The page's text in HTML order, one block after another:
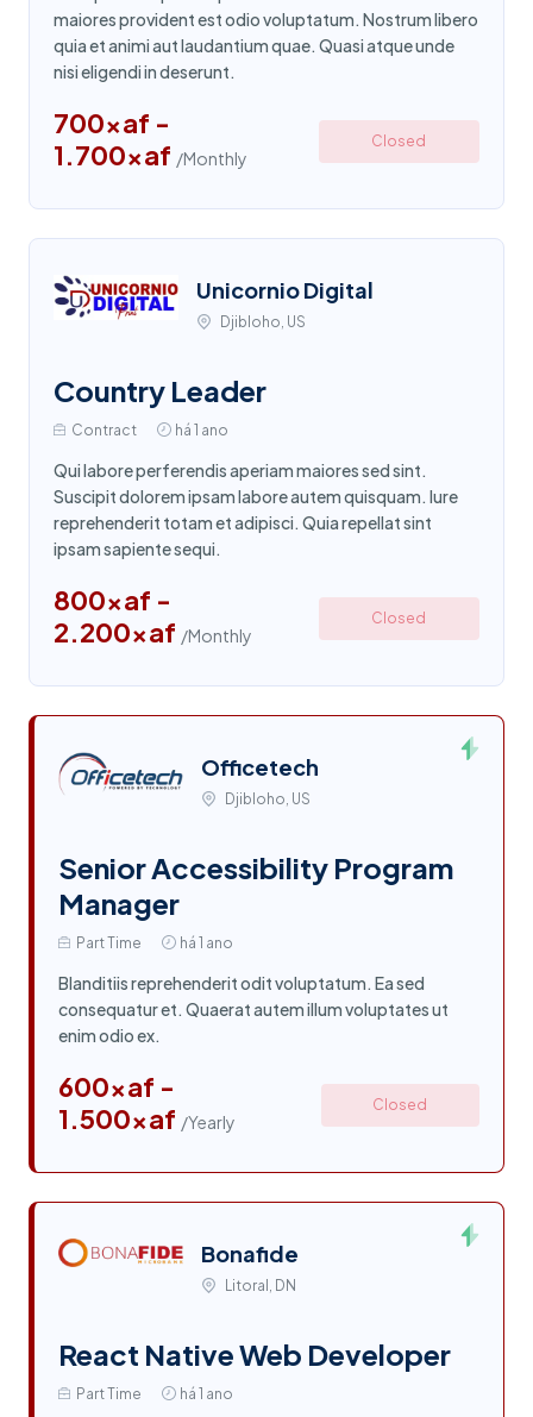
maiores provident est odio voluptatum. Nostrum libero
quia et animi aut laudantium quae. Quasi atque unde
nisi eligendi in deserunt.
700xaf -
1.700xaf /Monthly
Closed
Unicornio Digital
Djibloho, US
Country Leader
Contract há 1 ano
Qui labore perferendis aperiam maiores sed sint.
Suscipit dolorem ipsam labore autem quisquam. Iure
reprehenderit totam et adipisci. Quia repellat sint
ipsam sapiente sequi.
800xaf -
2.200xaf /Monthly
Closed
Officetech
Djibloho, US
Senior Accessibility Program
Manager
Part Time há 1 ano
Blanditiis reprehenderit odit voluptatum. Ea sed
consequatur et. Quaerat autem illum voluptates ut
enim odio ex.
600xaf -
1.500xaf /Yearly
Closed
Bonafide
Litoral, DN
React Native Web Developer
Part Time há 1 ano